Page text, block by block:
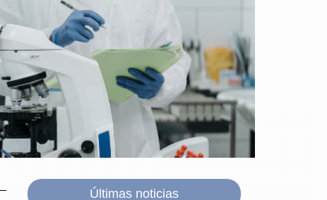
Últimas noticias